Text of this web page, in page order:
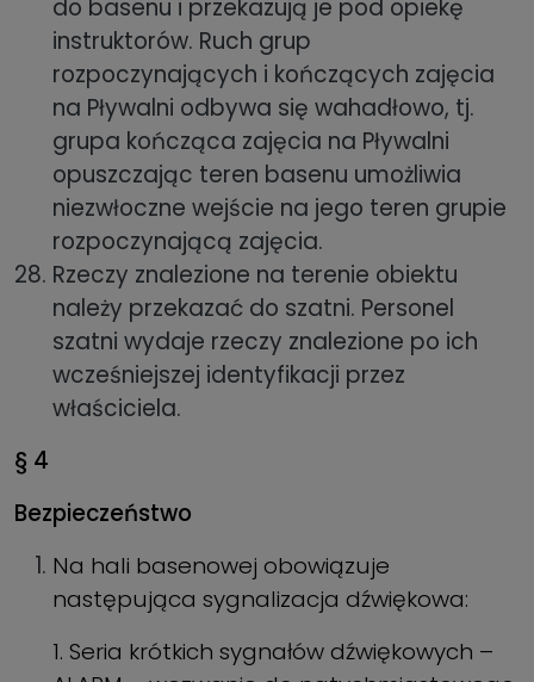
do basenu i przekazują je pod opiekę
instruktorów. Ruch grup
rozpoczynających i kończących zajęcia
na Pływalni odbywa się wahadłowo, tj.
grupa kończąca zajęcia na Pływalni
opuszczając teren basenu umożliwia
niezwłoczne wejście na jego teren grupie
rozpoczynającą zajęcia.
Rzeczy znalezione na terenie obiektu
należy przekazać do szatni. Personel
szatni wydaje rzeczy znalezione po ich
wcześniejszej identyfikacji przez
właściciela.
§ 4
Bezpieczeństwo
Na hali basenowej obowiązuje
następująca sygnalizacja dźwiękowa:
1. Seria krótkich sygnałów dźwiękowych –